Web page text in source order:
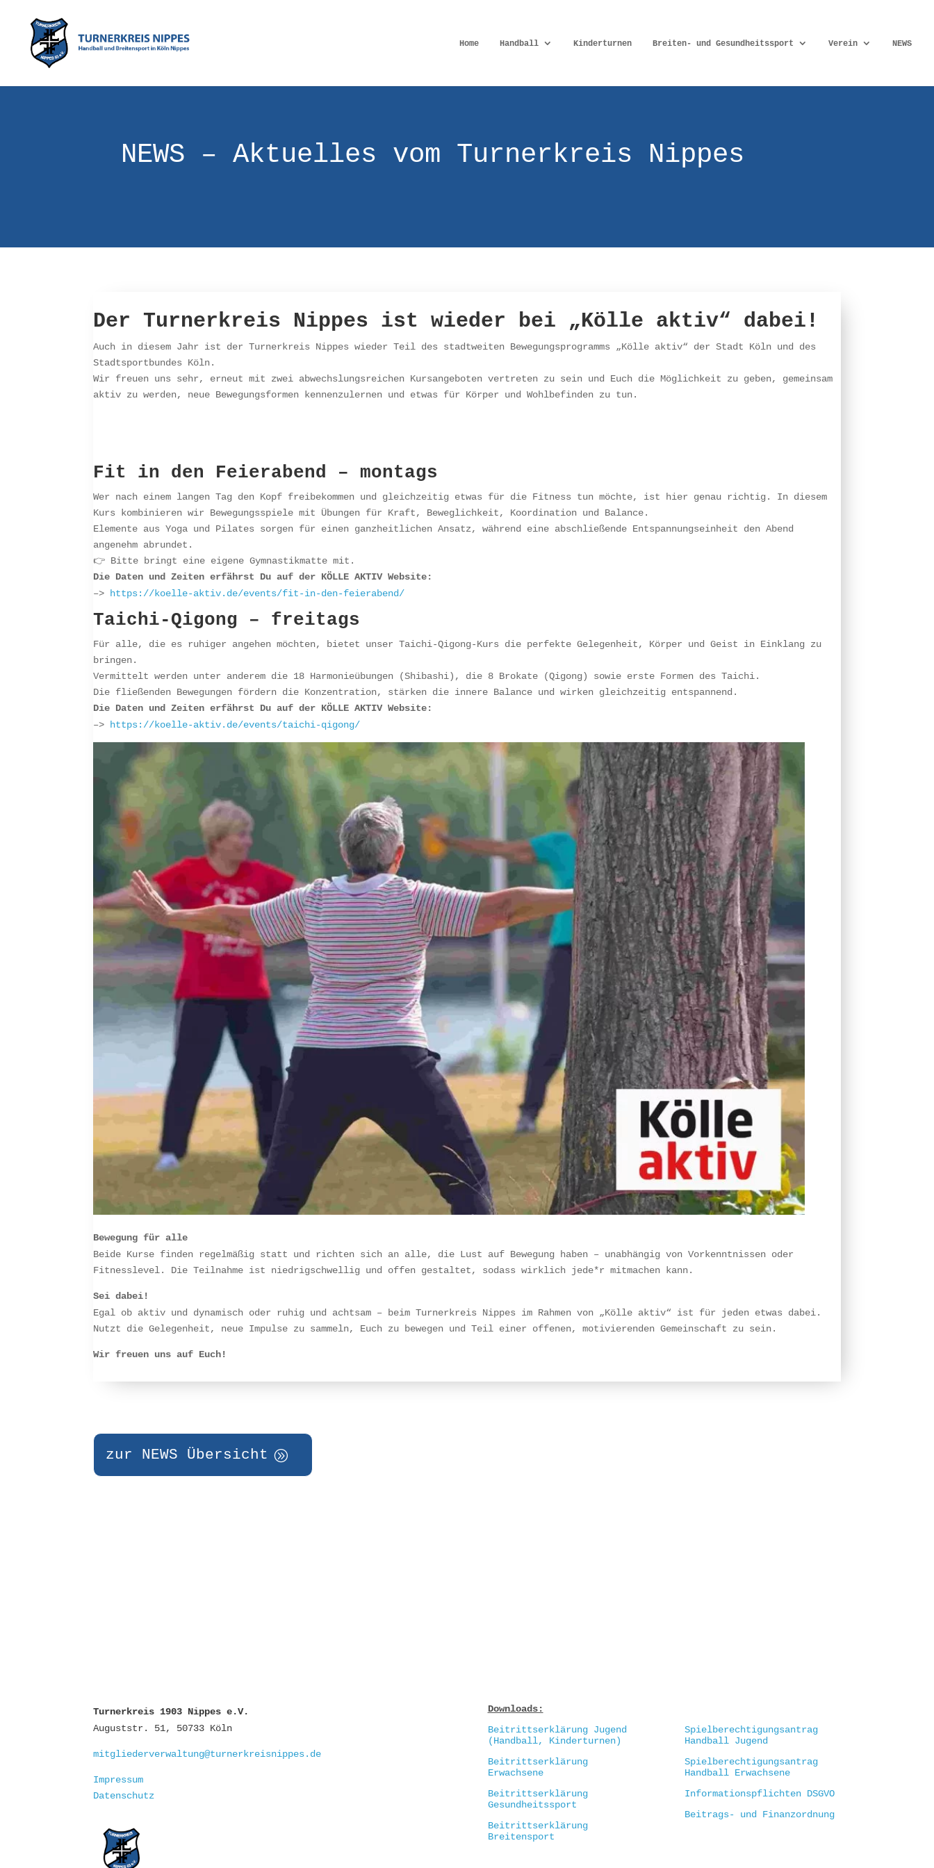
Home Handball Kinderturnen Breiten- und Gesundheitssport Verein NEWS
NEWS – Aktuelles vom Turnerkreis Nippes
Der Turnerkreis Nippes ist wieder bei „Kölle aktiv“ dabei!
Auch in diesem Jahr ist der Turnerkreis Nippes wieder Teil des stadtweiten Bewegungsprogramms „Kölle aktiv“ der Stadt Köln und des
Stadtsportbundes Köln.
Wir freuen uns sehr, erneut mit zwei abwechslungsreichen Kursangeboten vertreten zu sein und Euch die Möglichkeit zu geben, gemeinsam
aktiv zu werden, neue Bewegungsformen kennenzulernen und etwas für Körper und Wohlbefinden zu tun.
Fit in den Feierabend – montags
Wer nach einem langen Tag den Kopf freibekommen und gleichzeitig etwas für die Fitness tun möchte, ist hier genau richtig. In diesem
Kurs kombinieren wir Bewegungsspiele mit Übungen für Kraft, Beweglichkeit, Koordination und Balance.
Elemente aus Yoga und Pilates sorgen für einen ganzheitlichen Ansatz, während eine abschließende Entspannungseinheit den Abend
angenehm abrundet.
👉 Bitte bringt eine eigene Gymnastikmatte mit.
Die Daten und Zeiten erfährst Du auf der KÖLLE AKTIV Website:
–> https://koelle-aktiv.de/events/fit-in-den-feierabend/
Taichi-Qigong – freitags
Für alle, die es ruhiger angehen möchten, bietet unser Taichi-Qigong-Kurs die perfekte Gelegenheit, Körper und Geist in Einklang zu
bringen.
Vermittelt werden unter anderem die 18 Harmonieübungen (Shibashi), die 8 Brokate (Qigong) sowie erste Formen des Taichi.
Die fließenden Bewegungen fördern die Konzentration, stärken die innere Balance und wirken gleichzeitig entspannend.
Die Daten und Zeiten erfährst Du auf der KÖLLE AKTIV Website:
–> https://koelle-aktiv.de/events/taichi-qigong/
Bewegung für alle
Beide Kurse finden regelmäßig statt und richten sich an alle, die Lust auf Bewegung haben – unabhängig von Vorkenntnissen oder
Fitnesslevel. Die Teilnahme ist niedrigschwellig und offen gestaltet, sodass wirklich jede*r mitmachen kann.
Sei dabei!
Egal ob aktiv und dynamisch oder ruhig und achtsam – beim Turnerkreis Nippes im Rahmen von „Kölle aktiv“ ist für jeden etwas dabei.
Nutzt die Gelegenheit, neue Impulse zu sammeln, Euch zu bewegen und Teil einer offenen, motivierenden Gemeinschaft zu sein.
Wir freuen uns auf Euch!
zur NEWS Übersicht
Turnerkreis 1903 Nippes e.V.
Auguststr. 51, 50733 Köln
mitgliederverwaltung@turnerkreisnippes.de
Impressum
Datenschutz
Downloads:
Beitrittserklärung Jugend
(Handball, Kinderturnen)
Beitrittserklärung
Erwachsene
Beitrittserklärung
Gesundheitssport
Beitrittserklärung
Breitensport
Spielberechtigungsantrag
Handball Jugend
Spielberechtigungsantrag
Handball Erwachsene
Informationspflichten DSGVO
Beitrags- und Finanzordnung